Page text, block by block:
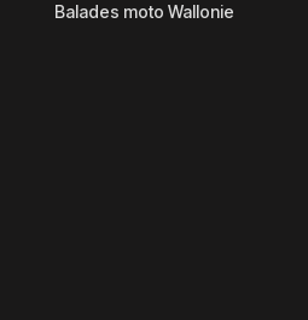
Balades moto Wallonie